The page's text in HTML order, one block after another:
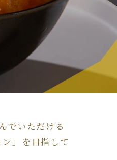
でいただける
ン」を目指して